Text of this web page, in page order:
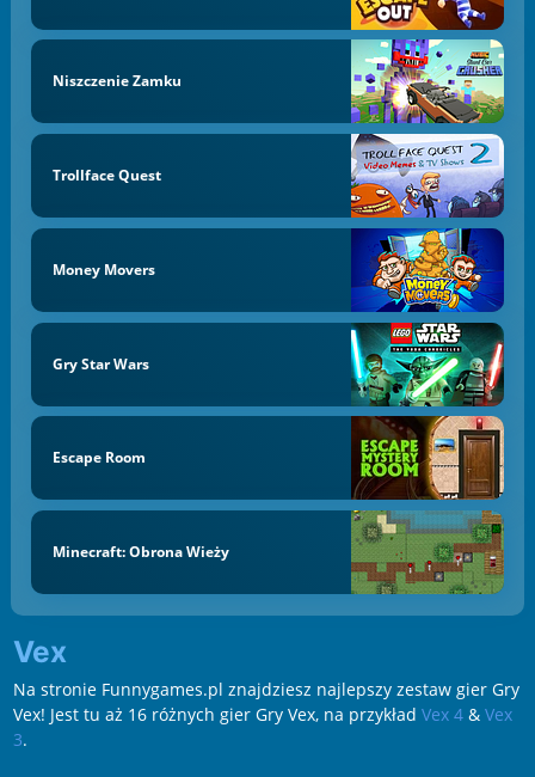
Niszczenie Zamku
Trollface Quest
Money Movers
Gry Star Wars
Escape Room
Minecraft: Obrona Wieży
Vex
Na stronie Funnygames.pl znajdziesz najlepszy zestaw gier Gry
Vex! Jest tu aż 16 różnych gier Gry Vex, na przykład Vex 4& Vex
3.